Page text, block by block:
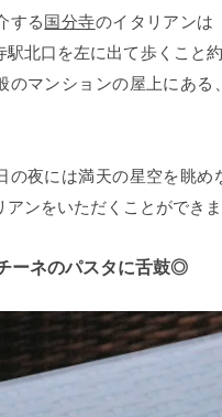
する国分寺のイタリアンは
駅北口を左に出て歩くこと
のマンションの屋上にある
の夜には満天の星空を眺め
アンをいただくことができ
ーネのパスタに舌鼓◎